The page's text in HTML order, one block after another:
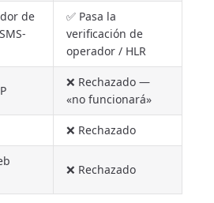
de
✅ Pasa la
verificación de
operador / HLR
❌ Rechazado —
«no funcionará»
❌ Rechazado
❌ Rechazado